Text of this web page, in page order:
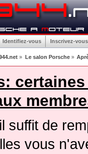
Identifiez-vous Inscrivez-vous
» Le salon Porsche»
suffit de
vous